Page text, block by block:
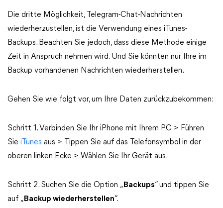
Die dritte Möglichkeit, Telegram-Chat-Nachrichten
wiederherzustellen, ist die Verwendung eines iTunes-
Backups. Beachten Sie jedoch, dass diese Methode einige
Zeit in Anspruch nehmen wird. Und Sie könnten nur Ihre im
Backup vorhandenen Nachrichten wiederherstellen.
Gehen Sie wie folgt vor, um Ihre Daten zurückzubekommen:
Schritt 1. Verbinden Sie Ihr iPhone mit Ihrem PC > Führen
Sie iTunes aus > Tippen Sie auf das Telefonsymbol in der
oberen linken Ecke > Wählen Sie Ihr Gerät aus.
Schritt 2. Suchen Sie die Option „ Backups“ und tippen Sie
auf „ Backup wiederherstellen“.